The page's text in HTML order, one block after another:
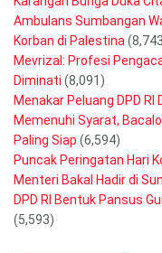
Ambulans Sumbangan
Korban di Palestina
Mevrizal: Profesi
Diminati (8,091)
Menakar Peluang DPD
Memenuhi Syarat,
Paling Siap (6,594)
Puncak Peringatan Hari
Menteri Bakal Hadir di
DPD RI Bentuk Pansus
(5,593)